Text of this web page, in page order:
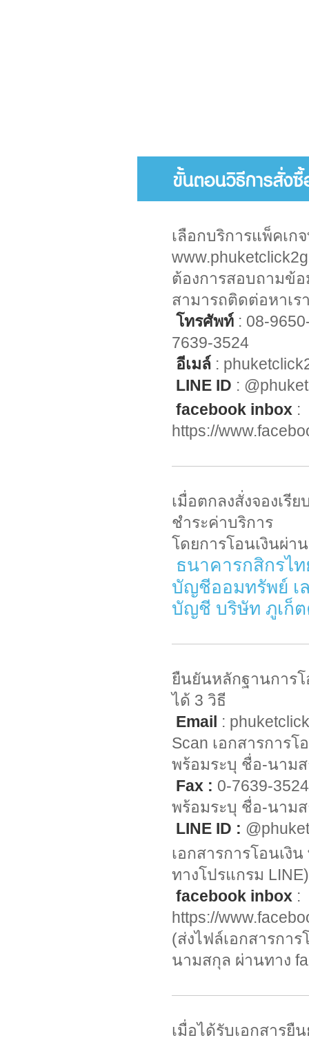
ขั้นตอนวิธีการสั่งซื้
เลือกบริการแพ็คเก
ต้องการสอบถามข้อ
สามารถติดต่อหาเ
โทรศัพท์ : 08-
7639-3524
อีเมล์ :
LINE ID :
facebook inbox :
https://
เมื่อตกลงสั่งจองเรี
ชำระค่าบริการ
โดยการโอนเงินผ่
ธนาคารกสิกรไ
บัญชีออมทรัพย์ เ
บัญชี บริษัท ภูเก็
ยืนยันหลักฐานการ
ได้ 3 วิธี
Email :
Scan เอกสารการโ
พร้อมระบุ ชื่อ-นาม
Fax : 0-7639-
พร้อมระบุ ชื่อ-นาม
LINE ID :
เอกสารการโอนเงิ
ทางโปรแกรม LINE)
facebook inbox :
https://
(ส่งไฟล์เอกสารกา
นามสกุล ผ่านทาง
เมื่อได้รับเอกสารยื